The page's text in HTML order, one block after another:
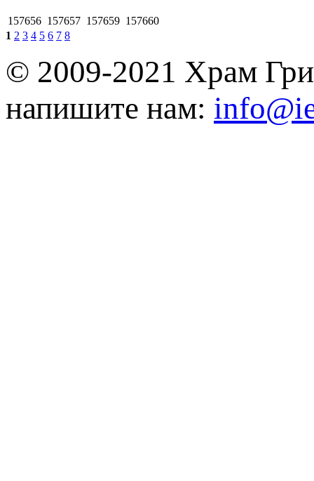
157656 157657 157659 157660
1 2 3 4 5 6 7 8
© 2009-2021 Храм
напишите нам: